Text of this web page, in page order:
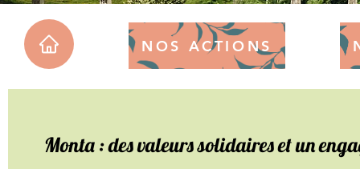
NOS ACTIONS
Monta : des valeurs solidaires et un